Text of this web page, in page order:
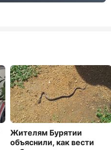
Жителям Бурятии
объяснили, как вести